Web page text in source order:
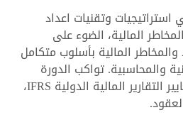
وتقنيات اعداد
المالية، الضوء على
والمخاطر المالية بأسلوب متكامل
والمحاسبية. تواكب الدورة
التطورات الحديثة في معايير التقارير المالية الدولية IFRS،